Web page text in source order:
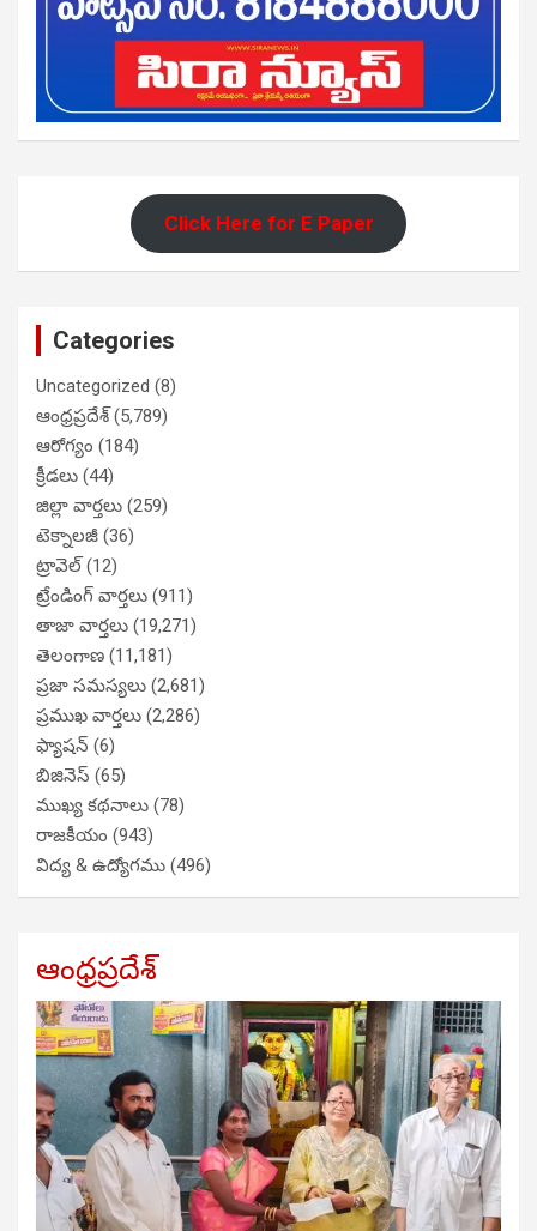
Click Here for E Paper
Categories
Uncategorized (8)
ఆంధ్రప్రదేశ్(5,789)
ఆరోగ్యం (184)
క్రీడలు (44)
జిల్లా వార్తలు (259)
టెక్నాలజీ (36)
ట్రావెల్(12)
ట్రేండింగ్ వార్తలు (911)
తాజా వార్తలు (19,271)
తెలంగాణ (11,181)
ప్రజా సమస్యలు (2,681)
ప్రముఖ వార్తలు (2,286)
ఫ్యాషన్ (6)
బిజినెస్ (65)
ముఖ్య కథనాలు (78)
రాజకీయం (943)
విద్య & ఉద్యోగము (496)
ఆంధ్రప్రదేశ్